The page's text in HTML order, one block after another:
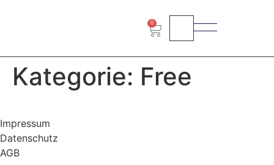
0
Kategorie: Free
Impressum
Datenschutz
AGB